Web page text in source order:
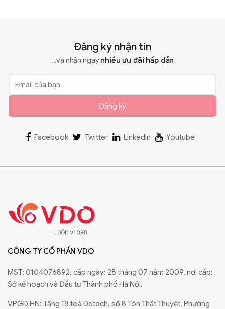
Đăng ký nhận tin
...và nhận ngaynhiều ưu đãi hấp dẫn
Đăng ký
Facebook Twitter Linkedin Youtube
CÔNG TY CỔ PHẦN VDO
MST: 0104076892, cấp ngày: 28 tháng 07 năm 2009, nơi cấp:
Sở kế hoạch và Đầu tư Thành phố Hà Nội.
VPGD HN: Tầng 18 toà Detech, số 8 Tôn Thất Thuyết, Phường